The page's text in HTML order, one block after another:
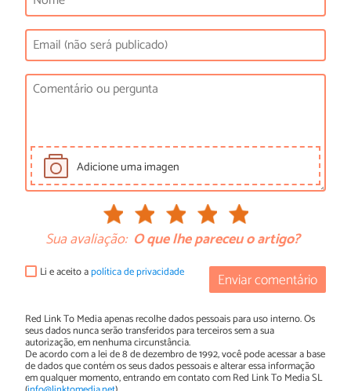
Adicione uma imagen
Sua avaliação: O que lhe pareceu o artigo?
Enviar comentário
Li e aceito apolítica de privacidade
Red Link To Media apenas recolhe dados pessoais para uso interno. Os
seus dados nunca serão transferidos para terceiros sem a sua
autorização, em nenhuma circunstância.
De acordo com a lei de 8 de dezembro de 1992, você pode acessar a base
de dados que contém os seus dados pessoais e alterar essa informação
em qualquer momento, entrando em contato com Red Link To Media SL